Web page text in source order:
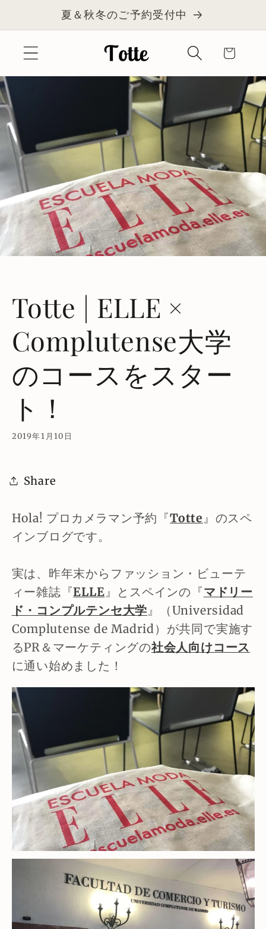
進む
夏＆秋冬のご予約受付中
ー
Totte | ELLE ×
Complutense大学
のコースをスター
ト！
2019年1月10日
Share
Hola! プロカメラマン予約『Totte』のスペ
インブログです。
実は、昨年末からファッション・ビューテ
ィー雑誌『ELLE』とスペインの『マドリー
ド・コンプルテンセ大学』（Universidad
Complutense de Madrid）が共同で実施す
るPR＆マーケティングの社会人向けコース
に通い始めました！